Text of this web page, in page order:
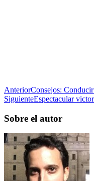
AnteriorConsejos:
SiguienteEspectacular
Sobre el autor